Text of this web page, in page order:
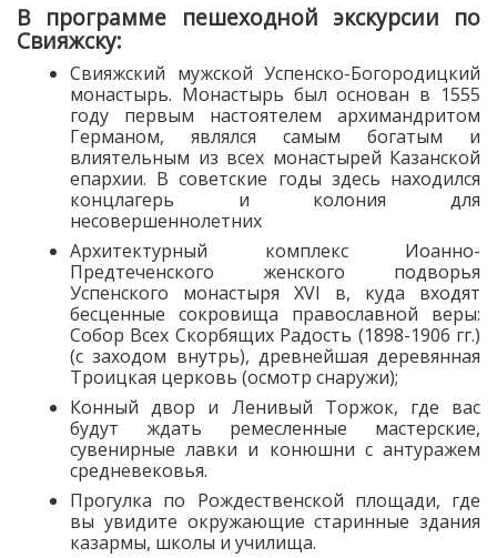
В программе пешеходной экскурсии по
Свияжску:
Свияжский мужской Успенско-Богородицкий
монастырь. Монастырь был основан в 1555
году первым настоятелем архимандритом
Германом, являлся самым богатым и
влиятельным из всех монастырей Казанской
епархии. В советские годы здесь находился
концлагерь и колония для
несовершеннолетних
Архитектурный комплекс Иоанно-
Предтеченского женского подворья
Успенского монастыря XVI в, куда входят
бесценные сокровища православной веры:
Собор Всех Скорбящих Радость (1898-1906 гг.)
(с заходом внутрь), древнейшая деревянная
Троицкая церковь (осмотр снаружи);
Конный двор и Ленивый Торжок, где вас
будут ждать ремесленные мастерские,
сувенирные лавки и конюшни с антуражем
средневековья.
Прогулка по Рождественской площади, где
вы увидите окружающие старинные здания
казармы, школы и училища.